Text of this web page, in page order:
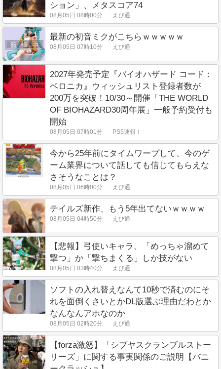
ション」、メタスコア74
08月05日 08時00分 えび通
最新の初音ミクがこちらｗｗｗｗｗ
08月05日 07時10分 えび通
2027年発売予定『バイオハザード コード：
ベロニカ』ウィッシュリスト登録者数が
200万を突破！10/30～開催「THE WORLD
OF BIOHAZARD30周年展」一般予約受付も
開始
08月05日 07時01分 PS5速報！
今から25年前にタイムワープして、今のゲ
ーム業界について話しても信じてもらえな
さそうなことは？
08月05日 06時00分 えび通
テイルズ新作、もう5年出てないｗｗｗｗ
08月05日 04時50分 えび通
【悲報】弓使いキャラ、「めっちゃ溜めて
撃つ」か「撃ちまくる」しか技がない
08月05日 03時40分 えび通
ソフトの入れ替えなんて10秒で済むのにそ
れを面倒くさいとかDL版選ぶ理由だわとか
なんなんアホなのか
08月05日 02時20分 えび通
【forza激怒】「シブヤスクランブルストー
リーズ」に関する事実関係のご説明【バニ